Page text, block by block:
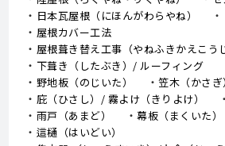
日本瓦屋根（にほんがわらやね）
屋根カバー工法
屋根葺き替え工事（やねふきかえこう
下葺き（したぶき）/ ルーフィング
野地板（のじいた）
笠木（かさぎ
庇（ひさし）/ 霧よけ（きりよけ）
雨戸（あまど）
幕板（まくいた）
這樋（はいどい）